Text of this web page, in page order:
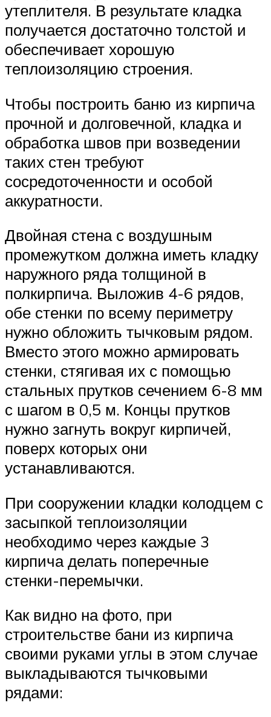
утеплителя. В результате кладка
получается достаточно толстой и
обеспечивает хорошую
теплоизоляцию строения.
Чтобы построить баню из кирпича
прочной и долговечной, кладка и
обработка швов при возведении
таких стен требуют
сосредоточенности и особой
аккуратности.
Двойная стена с воздушным
промежутком должна иметь кладку
наружного ряда толщиной в
полкирпича. Выложив 4-6 рядов,
обе стенки по всему периметру
нужно обложить тычковым рядом.
Вместо этого можно армировать
стенки, стягивая их с помощью
стальных прутков сечением 6-8 мм
с шагом в 0,5 м. Концы прутков
нужно загнуть вокруг кирпичей,
поверх которых они
устанавливаются.
При сооружении кладки колодцем с
засыпкой теплоизоляции
необходимо через каждые 3
кирпича делать поперечные
стенки-перемычки.
Как видно на фото, при
строительстве бани из кирпича
своими руками углы в этом случае
выкладываются тычковыми
рядами: